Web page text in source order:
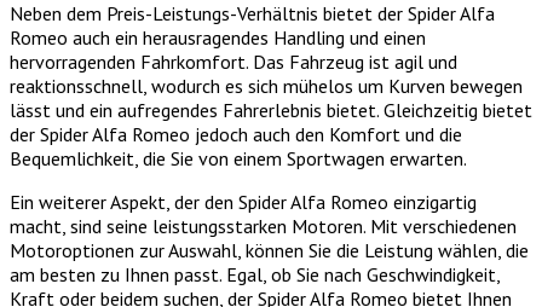
Neben dem Preis-Leistungs-Verhältnis bietet der Spider Alfa
Romeo auch ein herausragendes Handling und einen
hervorragenden Fahrkomfort. Das Fahrzeug ist agil und
reaktionsschnell, wodurch es sich mühelos um Kurven bewegen
lässt und ein aufregendes Fahrerlebnis bietet. Gleichzeitig bietet
der Spider Alfa Romeo jedoch auch den Komfort und die
Bequemlichkeit, die Sie von einem Sportwagen erwarten.
Ein weiterer Aspekt, der den Spider Alfa Romeo einzigartig
macht, sind seine leistungsstarken Motoren. Mit verschiedenen
Motoroptionen zur Auswahl, können Sie die Leistung wählen, die
am besten zu Ihnen passt. Egal, ob Sie nach Geschwindigkeit,
Kraft oder beidem suchen, der Spider Alfa Romeo bietet Ihnen